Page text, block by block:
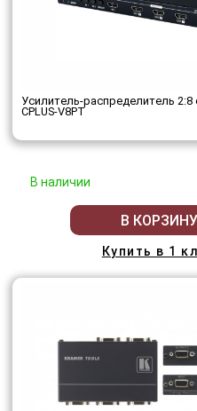
Усилитель-распределитель 2:8
CPLUS-V8PT
В наличии
В КОРЗИНУ
Купить в 1